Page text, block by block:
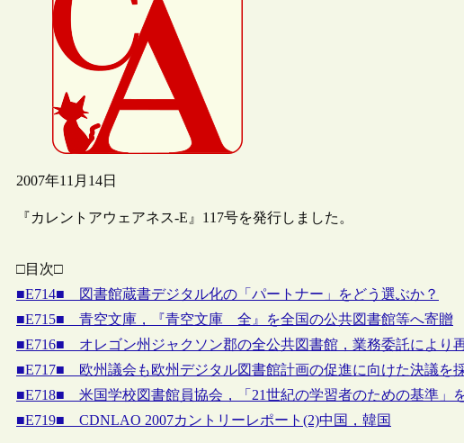
2007年11月14日
『カレントアウェアネス-E』117号を発行しました。
□目次□
■E714■ 図書館蔵書デジタル化の「パートナー」をどう選ぶか？
■E715■ 青空文庫，『青空文庫 全』を全国の公共図書館等へ寄贈
■E716■ オレゴン州ジャクソン郡の全公共図書館，業務委託により
■E717■ 欧州議会も欧州デジタル図書館計画の促進に向けた決議を
■E718■ 米国学校図書館員協会，「21世紀の学習者のための基準」
■E719■ CDNLAO 2007カントリーレポート(2)中国，韓国